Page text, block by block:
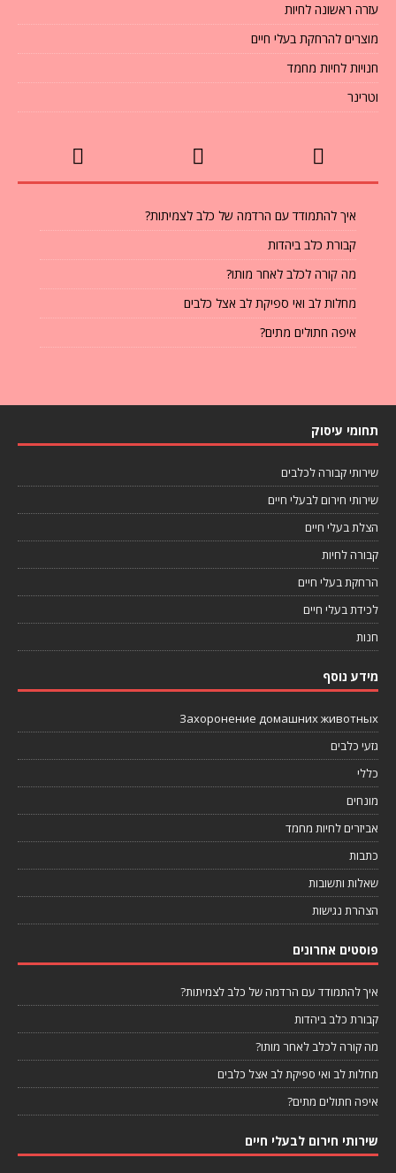
עזרה ראשונה לחיות
מוצרים להרחקת בעלי חיים
חנויות לחיות מחמד
וטרינר
איך להתמודד עם הרדמה של כלב לצמיתות?
קבורת כלב ביהדות
מה קורה לכלב לאחר מותו?
מחלות לב ואי ספיקת לב אצל כלבים
איפה חתולים מתים?
תחומי עיסוק
שירותי קבורה לכלבים
שירותי חירום לבעלי חיים
הצלת בעלי חיים
קבורה לחיות
הרחקת בעלי חיים
לכידת בעלי חיים
חנות
מידע נוסף
Захоронение домашних животных
גזעי כלבים
כללי
מונחים
אביזרים לחיות מחמד
כתבות
שאלות ותשובות
הצהרת נגישות
פוסטים אחרונים
איך להתמודד עם הרדמה של כלב לצמיתות?
קבורת כלב ביהדות
מה קורה לכלב לאחר מותו?
מחלות לב ואי ספיקת לב אצל כלבים
איפה חתולים מתים?
שירותי חירום לבעלי חיים